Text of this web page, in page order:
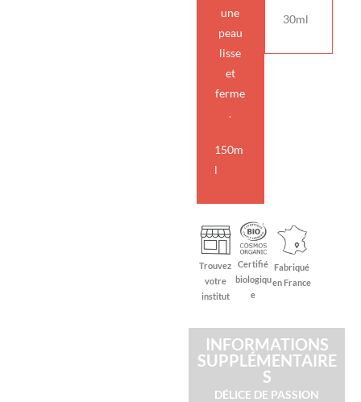
une
peau
lisse
et
ferme
.
150m
l
30ml
Trouvez
votre
institut
Certifié
biologiqu
e
Fabriqué
en France
INFORMATIONS
SUPPLÉMENTAIRE
S
DÉLICE DE PASSION